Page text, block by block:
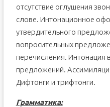
отсутствие оглушения
слове. Интонационное
утвердительного
вопросительных
перечисления. Интонация
предложений.
Дифтонги и трифтонги.
Грамматика: